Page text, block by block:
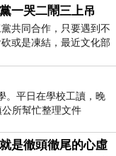
一哭二鬧三上吊
共同合作，只要遇到不
或是凍結，最近文化部
算，在110年
。平日在學校工讀，晚
所幫忙整理文件
是徹頭徹尾的心虛